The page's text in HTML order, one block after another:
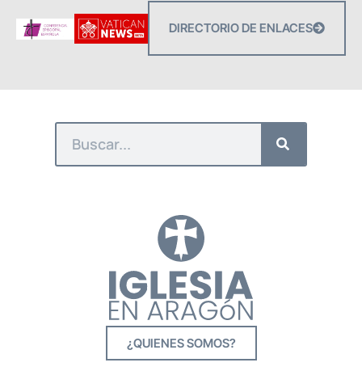
DIRECTORIO DE ENLACES
¿QUIENES SOMOS?